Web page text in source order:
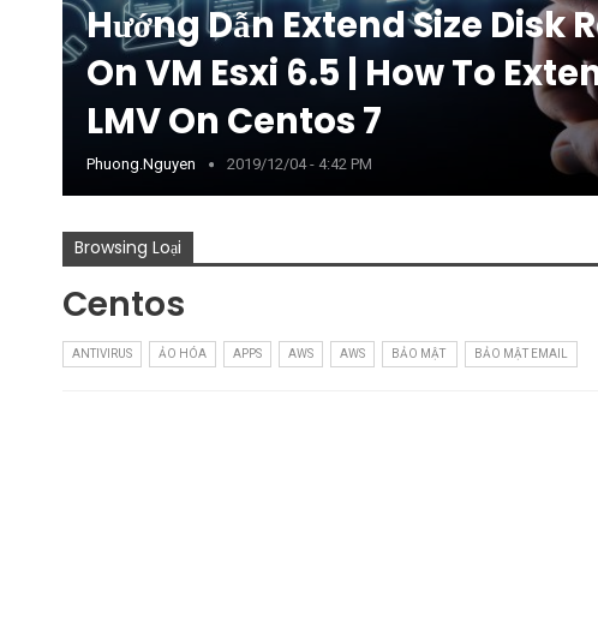
Hướng Dẫn Extend Size Disk
On VM Esxi 6.5 | How To
LMV On Centos 7
Phuong.nguyen 2019/12/04 - 4:42 PM
Browsing Loại
Centos
ANTIVIRUS ẢO HÓA APPS AWS AWS BẢO MẬT BẢO MẬT EMAIL